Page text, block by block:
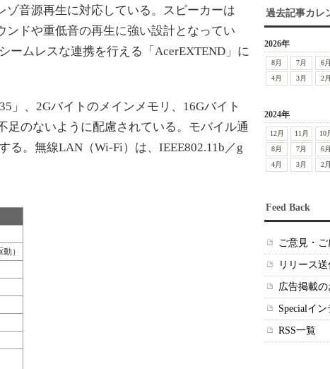
ゾ音源再生に対応している。スピーカーは
ンドや重低音の再生に強い設計となってい
ームレスな連携を行える「AcerEXTEND」に
」、2Gバイトのメインメモリ、16Gバイト
足のないように配慮されている。モバイル通
る。無線LAN（Wi-Fi）は、IEEE802.11b／g
）
過去記事カレ
2026年
8月 7月 6月
4月
3月 2月
2024年
12月 11月 10
8月
7月 6月
4月
3月 2月
Feed Back
ご意見・ご
リリース
広告掲載
Specialイ
RSS一覧